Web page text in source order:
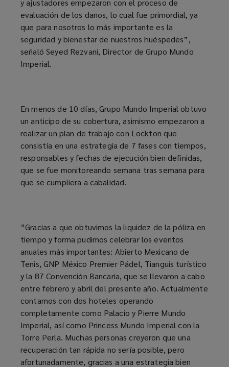
y ajustadores empezaron con el proceso de
evaluación de los daños, lo cual fue primordial, ya
que para nosotros lo más importante es la
seguridad y bienestar de nuestros huéspedes”,
señaló Seyed Rezvani, Director de Grupo Mundo
Imperial.
En menos de 10 días, Grupo Mundo Imperial obtuvo
un anticipo de su cobertura, asimismo empezaron a
realizar un plan de trabajo con Lockton que
consistía en una estrategia de 7 fases con tiempos,
responsables y fechas de ejecución bien definidas,
que se fue monitoreando semana tras semana para
que se cumpliera a cabalidad.
“Gracias a que obtuvimos la liquidez de la póliza en
tiempo y forma pudimos celebrar los eventos
anuales más importantes: Abierto Mexicano de
Tenis, GNP México Premier Pádel, Tianguis turístico
y la 87 Convención Bancaria, que se llevaron a cabo
entre febrero y abril del presente año. Actualmente
contamos con dos hoteles operando
completamente como Palacio y Pierre Mundo
Imperial, así como Princess Mundo Imperial con la
Torre Perla. Muchas personas creyeron que una
recuperación tan rápida no sería posible, pero
afortunadamente, gracias a una estrategia bien